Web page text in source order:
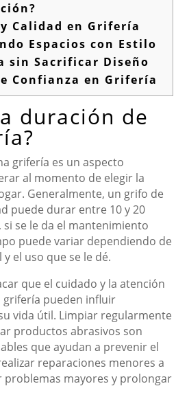
Calidad en Grifería
Espacios con Estilo
sin Sacrificar Diseño
Confianza en Grifería
duración de
grifería es un aspecto
al momento de elegir la
Generalmente, un grifo de
puede durar entre 10 y 20
si se le da el mantenimiento
puede variar dependiendo de
el uso que se le dé.
que el cuidado y la atención
grifería pueden influir
vida útil. Limpiar regularmente
productos abrasivos son
que ayudan a prevenir el
reparaciones menores a
problemas mayores y prolongar